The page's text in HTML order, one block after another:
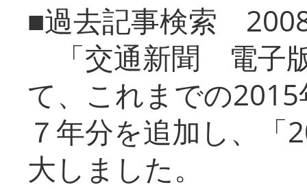
■過去記事検索
「交通新聞 電子
て、これまでの
７年分を追加し、「
大しまし